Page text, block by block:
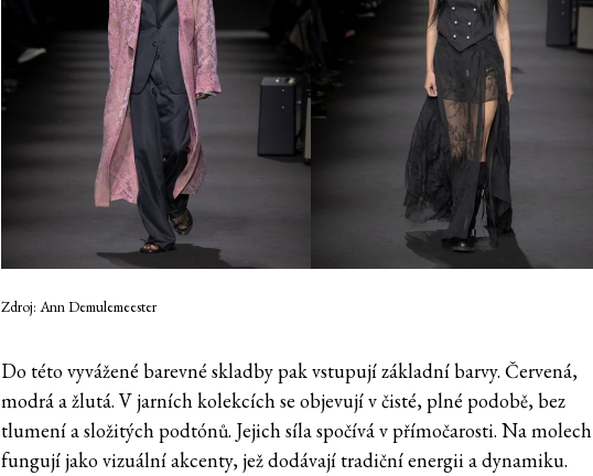
Zdroj: Ann Demulemeester
Do této vyvážené barevné skladby pak vstupují základní barvy. Červená,
modrá a žlutá. V jarních kolekcích se objevují v čisté, plné podobě, bez
tlumení a složitých podtónů. Jejich síla spočívá v přímočarosti. Na molech
fungují jako vizuální akcenty, jež dodávají tradiční energii a dynamiku.